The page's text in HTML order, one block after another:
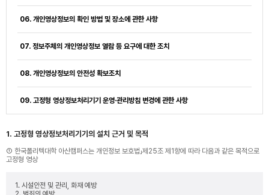
06. 개인영상정보의 확인 방법 및 장소에 관한 사항
07. 정보주체의 개인영상정보 열람 등 요구에 대한 조치
08. 개인영상정보의 안전성 확보조치
09. 고정형 영상정보처리기기 운영·관리방침 변경에 관한 사항
1. 고정형 영상정보처리기기의 설치 근거 및 목적
① 한국폴리텍대학 아산캠퍼스는 개인정보 보호법」제25조 제1항에 따라 다음과 같은 목적으로
고정형 영상
1. 시설안전 및 관리, 화재 예방